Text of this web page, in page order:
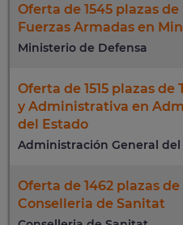
Oferta de 1545 plazas
Fuerzas Armadas en
Ministerio de Defensa
Oferta de 1515 plazas
y Administrativa en
del Estado
Administración General del
Oferta de 1462 plazas
Conselleria de Sanitat